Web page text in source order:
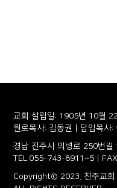
교회 설립일: 1905년 10월
원로목사: 김동권 | 담임목사:
경남 진주시 의병로 250번길
TEL.055-743-8911~5 |
Copyright© 2023. 진주교회